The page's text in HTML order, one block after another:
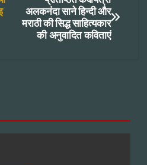
अलकनंदा साने हिन्दी और
मराठी की सिद्ध साहित्यकार
की अनुवादित कविताएं